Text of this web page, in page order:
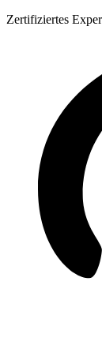
Zum
Zertifiziertes